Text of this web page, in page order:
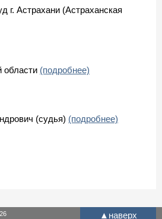
г. Астрахани (Астраханская
области (подробнее)
(судья) (подробнее)
▲ наверх